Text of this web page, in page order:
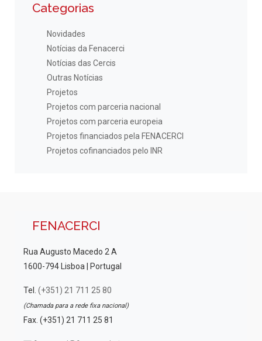
Categorias
Novidades
Notícias da Fenacerci
Notícias das Cercis
Outras Notícias
Projetos
Projetos com parceria nacional
Projetos com parceria europeia
Projetos financiados pela FENACERCI
Projetos cofinanciados pelo INR
FENACERCI
Rua Augusto Macedo 2 A
1600-794 Lisboa | Portugal
Tel. (+351) 21 711 25 80
(Chamada para a rede fixa nacional)
Fax. (+351) 21 711 25 81